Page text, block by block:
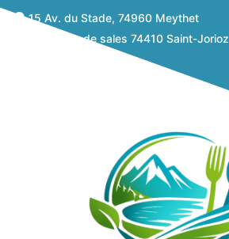
15 Av. du Stade, 74960 Meythet
638 route de sales 74410 Saint-Jorioz